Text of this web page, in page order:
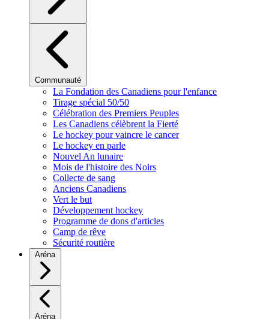
Communauté
La Fondation des Canadiens pour l'enfance
Tirage spécial 50/50
Célébration des Premiers Peuples
Les Canadiens célèbrent la Fierté
Le hockey pour vaincre le cancer
Le hockey en parle
Nouvel An lunaire
Mois de l'histoire des Noirs
Collecte de sang
Anciens Canadiens
Vert le but
Développement hockey
Programme de dons d'articles
Camp de rêve
Sécurité routière
Aréna
Aréna